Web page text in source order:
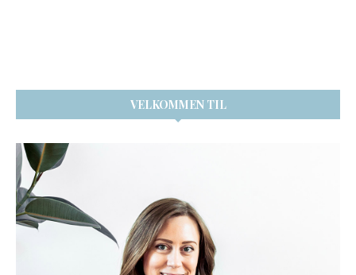
VELKOMMEN TIL